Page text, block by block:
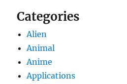
Categories
Alien
Animal
Anime
Applications